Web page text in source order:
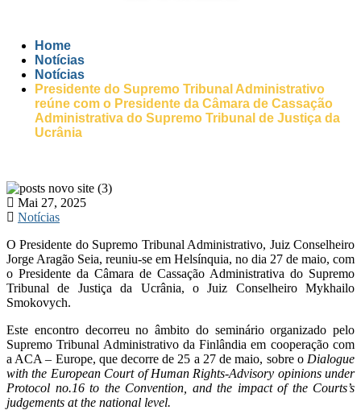
Home
Notícias
Notícias
Presidente do Supremo Tribunal Administrativo
reúne com o Presidente da Câmara de Cassação
Administrativa do Supremo Tribunal de Justiça da
Ucrânia
Mai 27, 2025
Notícias
O Presidente do Supremo Tribunal Administrativo, Juiz Conselheiro
Jorge Aragão Seia, reuniu-se em Helsínquia, no dia 27 de maio, com
o Presidente da Câmara de Cassação Administrativa do Supremo
Tribunal de Justiça da Ucrânia, o Juiz Conselheiro Mykhailo
Smokovych.
Este encontro decorreu no âmbito do seminário organizado pelo
Supremo Tribunal Administrativo da Finlândia em cooperação com
a ACA – Europe, que decorre de 25 a 27 de maio, sobre o Dialogue
with the European Court of Human Rights-Advisory opinions under
Protocol no.16 to the Convention, and the impact of the Courts’s
judgements at the national level.